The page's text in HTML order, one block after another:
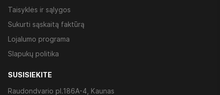
Taisyklės ir sąlygos
Sukurti sąskaitą faktūrą
Lojalumo programa
Slapukų politika
SUSISIEKITE
Raudondvario pl.186A-4, Kaunas